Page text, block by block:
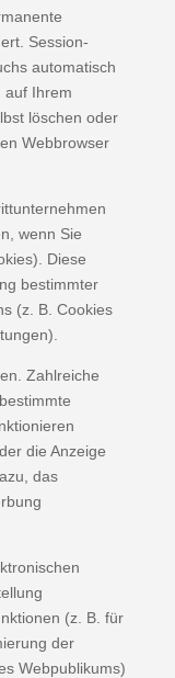
Session-
automatisch
auf Ihrem
löschen oder
Webbrowser
wenn Sie
Diese
bestimmter
(z. B. Cookies
Zahlreiche
die Anzeige
das
(z. B. für
der
Webpublikums)